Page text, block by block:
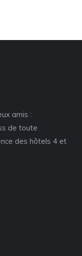
amis :
de toute
des hôtels 4 et